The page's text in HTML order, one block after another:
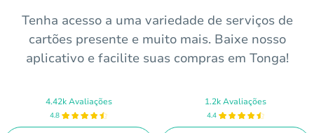
Tenha acesso a uma variedade de serviços de
cartões presente e muito mais. Baixe nosso
aplicativo e facilite suas compras em Tonga!
4.42k Avaliações
4.8
1.2k Avaliações
4.4